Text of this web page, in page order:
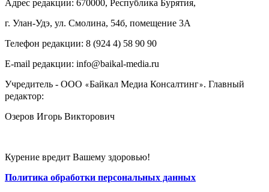
Адрес редакции: 670000, Республика Бурятия,
г. Улан-Удэ, ул. Смолина, 54б, помещение 3А
Телефон редакции: ‎‎8 (924 4) 58 90 90
E-mail редакции: info@baikal-media.ru
Учредитель - ООО «Байкал Медиа Консалтинг». Главный
редактор:
Озеров Игорь Викторович
Курение вредит Вашему здоровью!
Политика обработки персональных данных